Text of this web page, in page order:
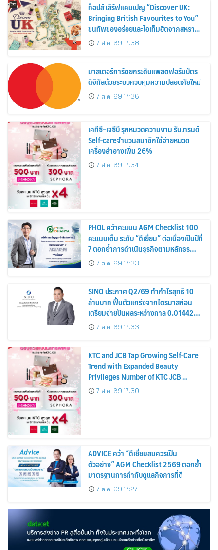
ท็อปส์ เสิร์ฟแคมเปญ “Discover UK:
Bringing British Favourites to You”
ขนทัพของอร่อยและไอเท็มฮิตจากสหราช
อาณาจักร ส่งตรงถึงมือตั้งแต่วันนี้ – 18
สิงหาคมนี้
7 ส.ค. 69 17:38
มาสเตอร์การ์ดยกระดับแพลตฟอร์มบัตร
ดิจิทัลด้วยระบบควบคุมความปลอดภัยใหม่
7 ส.ค. 69 17:36
เคทีซี–เจซีบี รุกหมวดความงาม รับเทรนด์
Self-careจำนวนสมาชิกใช้จ่ายหมวด
เครื่องสำอางเพิ่ม 26%
7 ส.ค. 69 17:34
PHOL คว้าคะแนน AGM Checklist 100
คะแนนเต็ม ระดับ “ดีเยี่ยม” ต่อเนื่องเป็นปีที่
7 ตอกย้ำการดำเนินธุรกิจตามหลักธร
รมาภิบาล โปร่งใส สร้างความเชื่อมั่นผู้ถือ
หุ้น
7 ส.ค. 69 17:33
SINO ประกาศ Q2/69 ทำกำไรสุทธิ 10
ล้านบาท ฟื้นตัวแกร่งจากไตรมาสก่อน
เตรียมจ่ายปันผลระหว่างกาล 0.014423
บาทต่อหุ้น ครึ่งปีหลังมุ่งเติบโตต่อเนื่อง
7 ส.ค. 69 17:33
KTC and JCB Tap Growing Self-Care
Trend with Expanded Beauty
Privileges Number of KTC JCB
Cardmembers Spending on
Cosmetics Rises 26%
7 ส.ค. 69 17:30
ADVICE คว้า “ดีเยี่ยมสมควรเป็น
ตัวอย่าง” AGM Checklist 2569 ตอกย้ำ
มาตรฐานการกำกับดูแลกิจการที่ดี
7 ส.ค. 69 17:27